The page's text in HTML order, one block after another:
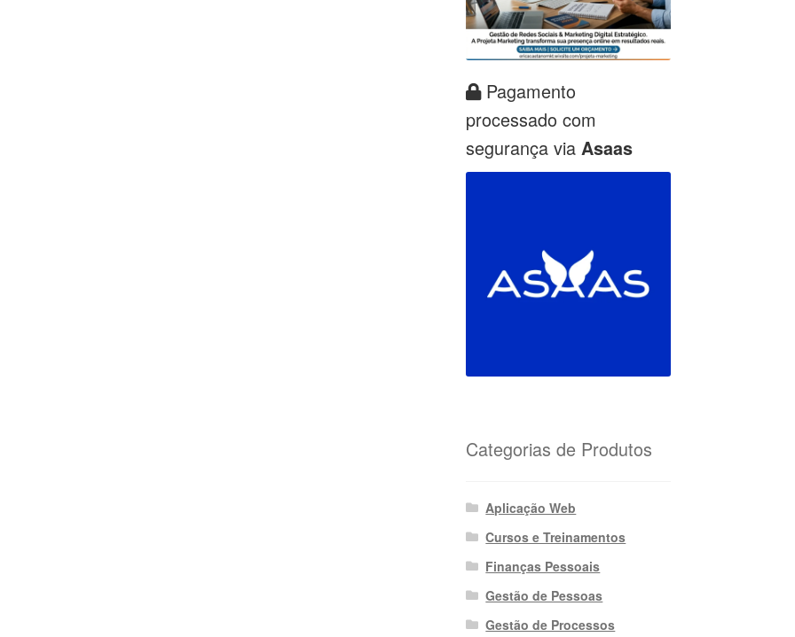
Pagamento
processado com
segurança via Asaas
Categorias de Produtos
Aplicação Web
Cursos e Treinamentos
Finanças Pessoais
Gestão de Pessoas
Gestão de Processos